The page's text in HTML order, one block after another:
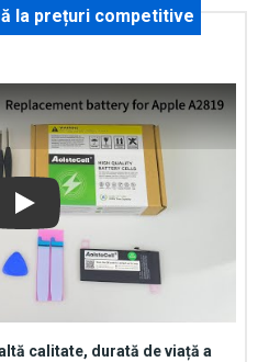
la prețuri competitive
calitate, durată de viață a